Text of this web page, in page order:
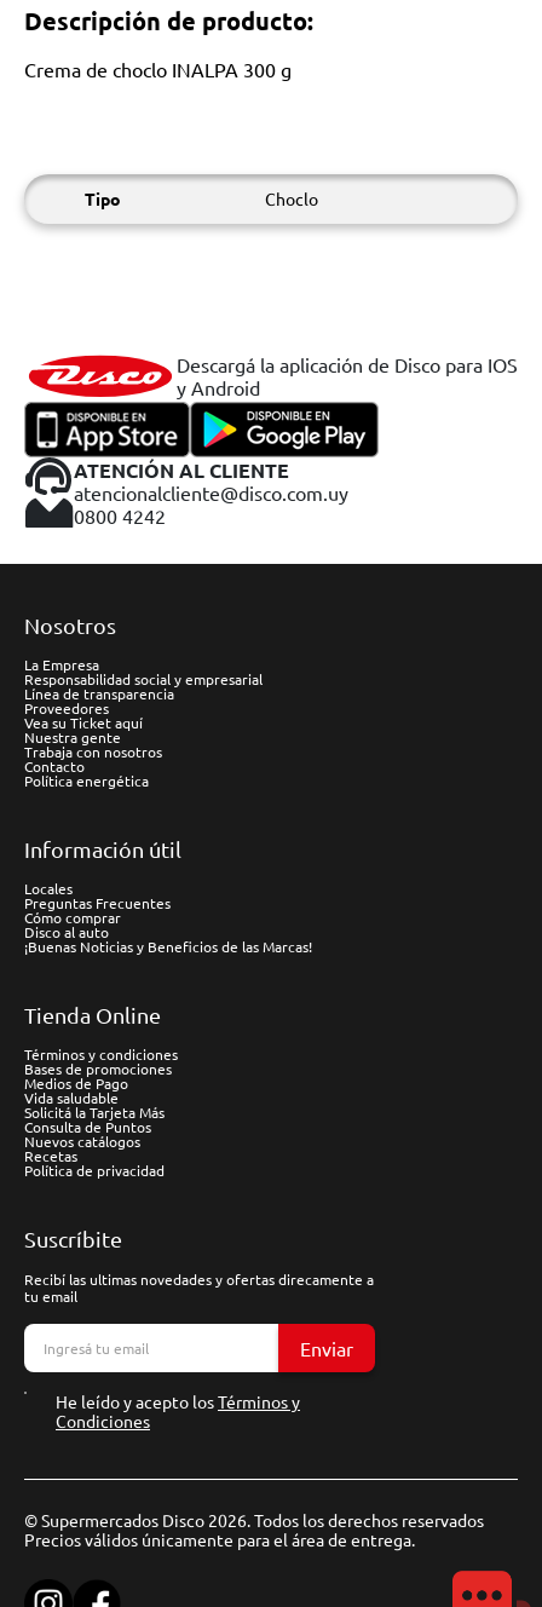
Descripción de producto:
Crema de choclo INALPA 300 g
Tipo Choclo
Descargá la aplicación de Disco para IOS
y Android
ATENCIÓN AL CLIENTE
atencionalcliente@disco.com.uy
0800 4242
Nosotros
La Empresa
Responsabilidad social y empresarial
Línea de transparencia
Proveedores
Vea su Ticket aquí
Nuestra gente
Trabaja con nosotros
Contacto
Política energética
Información útil
Locales
Preguntas Frecuentes
Cómo comprar
Disco al auto
¡Buenas Noticias y Beneficios de las Marcas!
Tienda Online
Términos y condiciones
Bases de promociones
Medios de Pago
Vida saludable
Solicitá la Tarjeta Más
Consulta de Puntos
Nuevos catálogos
Recetas
Política de privacidad
Suscríbite
Recibí las ultimas novedades y ofertas direcamente a
tu email
Enviar
He leído y acepto losTérminos y
Condiciones
© Supermercados Disco 2026. Todos los derechos reservados
Precios válidos únicamente para el área de entrega.